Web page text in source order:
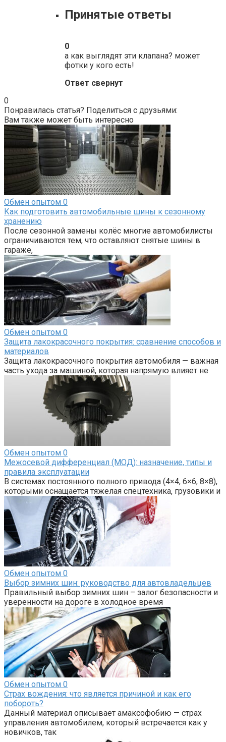
Принятые ответы
0
а как выглядят эти клапана? может
фотки у кого есть!
Ответ свернут
0
Понравилась статья? Поделиться с друзьями:
Вам также может быть интересно
Обмен опытом 0
Как подготовить автомобильные шины к сезонному
хранению
После сезонной замены колёс многие автомобилисты
ограничиваются тем, что оставляют снятые шины в
гараже,
Обмен опытом 0
Защита лакокрасочного покрытия: сравнение способов и
материалов
Защита лакокрасочного покрытия автомобиля — важная
часть ухода за машиной, которая напрямую влияет не
Обмен опытом 0
Межосевой дифференциал (МОД): назначение, типы и
правила эксплуатации
В системах постоянного полного привода (4×4, 6×6, 8×8),
которыми оснащается тяжелая спецтехника, грузовики и
Обмен опытом 0
Выбор зимних шин: руководство для автовладельцев
Правильный выбор зимних шин – залог безопасности и
уверенности на дороге в холодное время
Обмен опытом 0
Страх вождения: что является причиной и как его
побороть?
Данный материал описывает амаксофобию — страх
управления автомобилем, который встречается как у
новичков, так